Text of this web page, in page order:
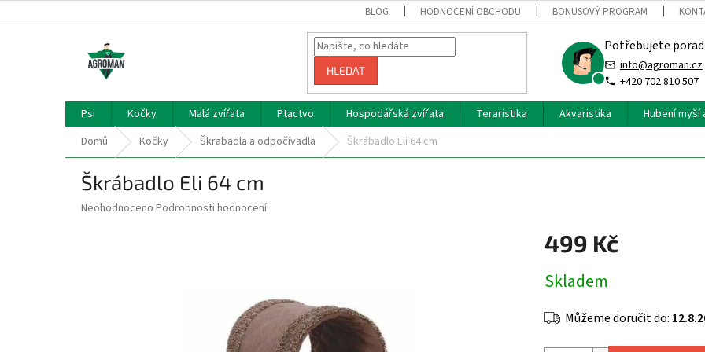
na
BLOG HODNOCENÍ OBCHODU BONUSOVÝ PROGRAM
HLEDAT
Potřebujete
info@agroman.cz
+420 702 810 507
Psi Kočky Malá zvířata Ptactvo Hospodářská zvířata Teraristika Akvaristika Hubení myší
Domů
Kočky Škrabadla a odpočívadla Škrábadlo Eli 64 cm
Škrábadlo Eli 64 cm
Průměrné
Neohodnoceno Podrobnosti hodnocení
499 Kč
cena:
Skladem
Můžeme doručit do: